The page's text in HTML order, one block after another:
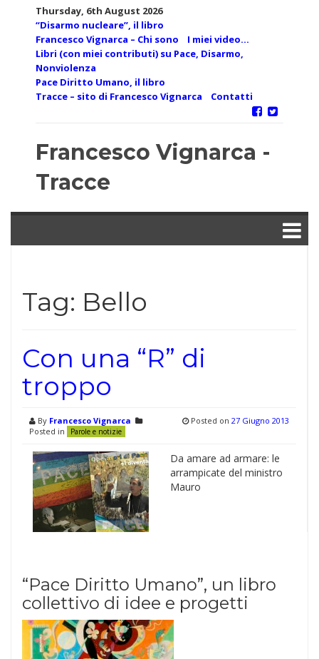
Thursday, 6th August 2026
“Disarmo nucleare”, il libro
Francesco Vignarca – Chi sono
I miei video…
Libri (con miei contributi) su Pace, Disarmo,
Nonviolenza
Pace Diritto Umano, il libro
Tracce – sito di Francesco Vignarca
Contatti
Francesco Vignarca -
Tracce
Tag: Bello
Con una “R” di
troppo
By Francesco Vignarca
Posted in
Parole e notizie
Posted on 27 Giugno 2013
Da amare ad armare: le
arrampicate del ministro
Mauro
“Pace Diritto Umano”, un libro
collettivo di idee e progetti